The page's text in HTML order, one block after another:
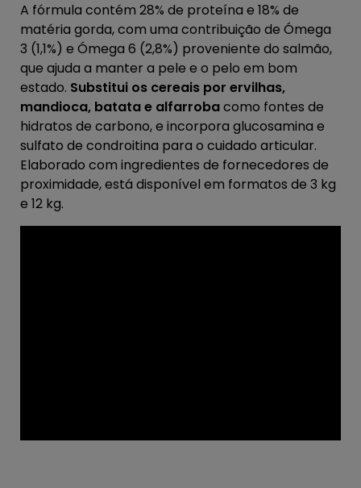
A fórmula contém 28% de proteína e 18% de
matéria gorda, com uma contribuição de Ómega
3 (1,1%) e Ómega 6 (2,8%) proveniente do salmão,
que ajuda a manter a pele e o pelo em bom
estado. Substitui os cereais por ervilhas,
mandioca, batata e alfarrobacomo fontes de
hidratos de carbono, e incorpora glucosamina e
sulfato de condroitina para o cuidado articular.
Elaborado com ingredientes de fornecedores de
proximidade, está disponível em formatos de 3 kg
e 12 kg.